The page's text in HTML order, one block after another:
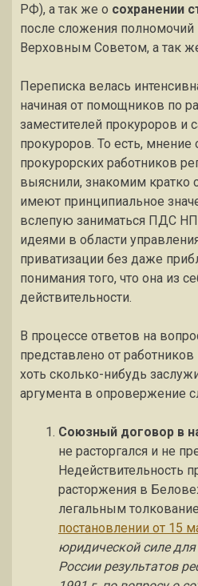
РФ), а так же о сохранении
после сложения
Верховным Советом, а так
Переписка велась
начиная от помощников по
заместителей прокуроров и
прокуроров. То есть,
прокурорских работников
выяснили, знакомим кратко
имеют принципиальное
вслепую заниматься ПДС
идеями в области
приватизации без даже
понимания того, что она из
действительности.
В процессе ответов на
представлено от
хоть сколько-нибудь
аргумента в опровержение
Союзный договор в
не расторгался и не
Недействительность
расторжения в
легальным
постановлении от 15
юридической силе
России результатов